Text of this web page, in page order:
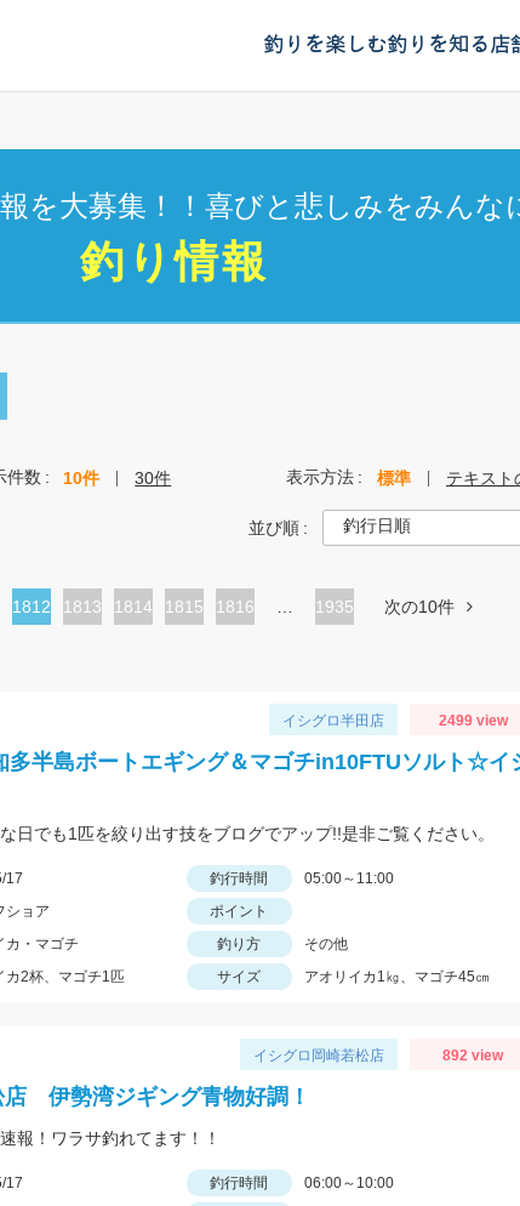
釣りを楽しむ釣りを知る店
を大募集！！喜びと悲しみをみんな
釣り情報
件数 10件 30件 表示方法 標準 テキスト
並び順
カ
ペ
ジ
1812
ペ
1813
ペ
1814
ペ
1815
ペ
1816 1935 次の10件
イシグロ半田店 2499 view
多半島ボートエギング＆マゴチin10FTUソルト☆イ
日でも1匹を絞り出す技をブログでアップ!!是非ご覧ください。
17 釣行時間
05:00～11:00
ショア
ポイント
カ・マゴチ 釣り方
その他
カ2杯、マゴチ1匹 サイズ アオリイカ1㎏、マゴチ45㎝
イシグロ岡崎若松店 892 view
店 伊勢湾ジギング青物好調！
報！ワラサ釣れてます！！
17 釣行時間
06:00～10:00